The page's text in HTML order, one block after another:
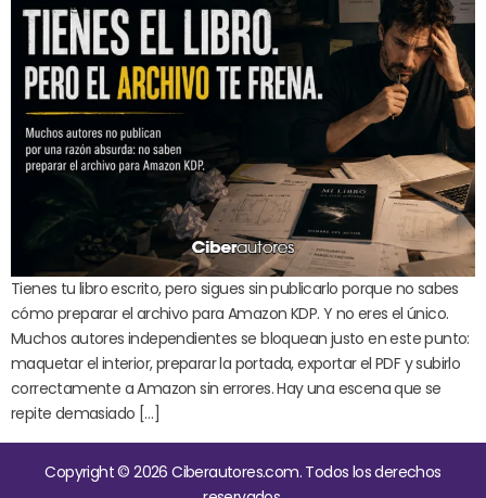
Tienes tu libro escrito, pero sigues sin publicarlo porque no sabes
cómo preparar el archivo para Amazon KDP. Y no eres el único.
Muchos autores independientes se bloquean justo en este punto:
maquetar el interior, preparar la portada, exportar el PDF y subirlo
correctamente a Amazon sin errores. Hay una escena que se
repite demasiado […]
Copyright © 2026 Ciberautores.com. Todos los derechos